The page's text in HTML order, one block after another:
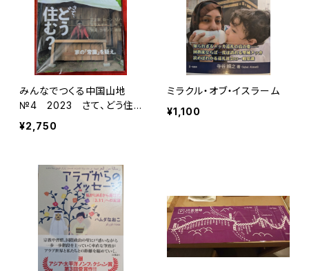
みんなでつくる中国山地
№4 2023 さて、どう住
む？ 中国山地編集舎
¥2,750
ミラクル・オブ・イスラーム
¥1,100